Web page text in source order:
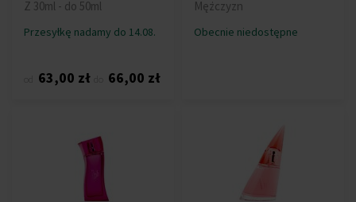
Z 30ml - do 50ml
Przesyłkę nadamy do 14.08.
63,00 zł 66,00 zł
Mężczyzn
Obecnie niedostępne